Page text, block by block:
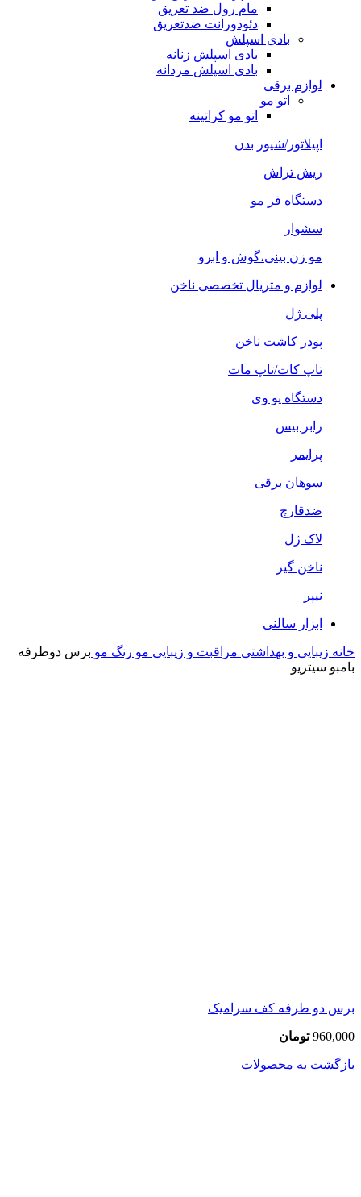
مام رول ضد تعریق
دئودورانت ضدتعریق
بادی اسپلش
بادی اسپلش زنانه
بادی اسپلش مردانه
لوازم برقی
اتو مو
اتو مو کراتینه
اپیلاتور/شیور بدن
ریش تراش
دستگاه فر مو
سشوار
مو زن بینی،گوش و ابرو
لوازم و متریال تخصصی ناخن
پلی ژل
پودر کاشت ناخن
تاپ کات/تاپ مات
دستگاه یو وی
رابر بیس
پرایمر
سوهان برقی
ضدقارچ
لاک ژل
ناخن گیر
نیپر
ابزار سالنی
خانه زیبایی و بهداشتی مراقبت و زیبایی مو رنگ مو برس دوطرفه
بامبو سیتریو
برس دو طرفه کف سرامیک
960,000 تومان
بازگشت به محصولات